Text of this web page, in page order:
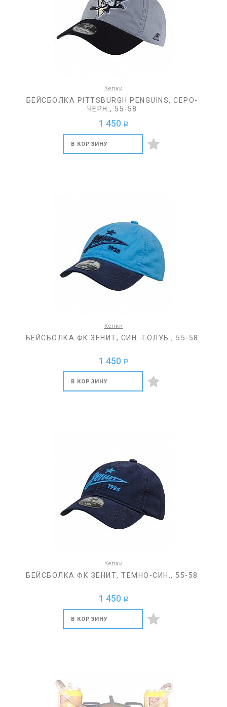
Кепки
БЕЙСБОЛКА PITTSBURGH PENGUINS, СЕРО-
ЧЕРН., 55-58
1 450 a
В КОРЗИНУ
Кепки
БЕЙСБОЛКА ФК ЗЕНИТ, СИН.-ГОЛУБ., 55-58
1 450 a
В КОРЗИНУ
Кепки
БЕЙСБОЛКА ФК ЗЕНИТ, ТЕМНО-СИН., 55-58
1 450 a
В КОРЗИНУ